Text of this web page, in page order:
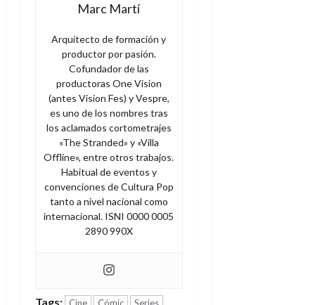
Marc Martí
Arquitecto de formación y
productor por pasión.
Cofundador de las
productoras One Vision
(antes Vision Fes) y Vespre,
es uno de los nombres tras
los aclamados cortometrajes
«The Stranded» y «Villa
Offline», entre otros trabajos.
Habitual de eventos y
convenciones de Cultura Pop
tanto a nivel nacional como
internacional. ISNI 0000 0005
2890 990X
Tags: